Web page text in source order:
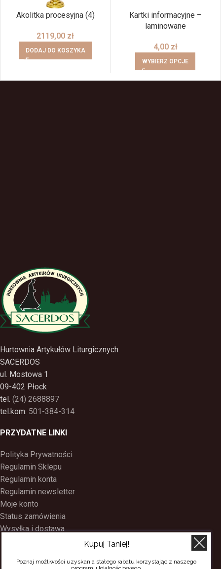
Akolitka procesyjna (4)
2119,00 zł
DODAJ DO KOSZYKA
Kartki informacyjne –
laminowane
4,00 zł
WYBIERZ OPCJE
Hurtownia Artykułów Liturgicznych
SACERDOS
ul. Mostowa 1
09-402 Płock
tel. (24) 2688897
tel.kom. 501-384-314
PRZYDATNE LINKI
Polityka Prywatności
Regulamin Sklepu
Regulamin konta
Regulamin newsletter
Moje konto
Status zamówienia
Wysyłka i dostawa
Program Lojalnościowy
Kupuj Taniej!
Poznaj możliwości uzyskania stałego rabatu korzystając z naszego